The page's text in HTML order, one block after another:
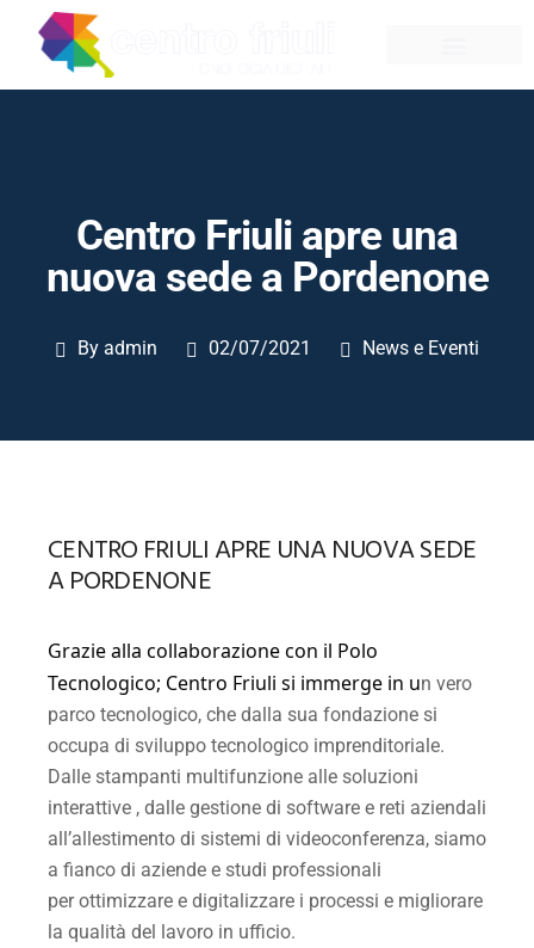
Centro Friuli apre una
nuova sede a Pordenone
By admin 02/07/2021 News e Eventi
CENTRO FRIULI APRE UNA NUOVA SEDE
A PORDENONE
Grazie alla collaborazione con il Polo
Tecnologico; Centro Friuli si immerge in un vero
parco tecnologico, che dalla sua fondazione si
occupa di sviluppo tecnologico imprenditoriale.
Dalle stampanti multifunzione alle soluzioni
interattive , dalle gestione di software e reti aziendali
all’allestimento di sistemi di videoconferenza, siamo
a fianco di aziende e studi professionali
per ottimizzare e digitalizzare i processi e migliorare
la qualità del lavoro in ufficio.